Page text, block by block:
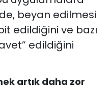
beyan edilmesi
edildiğini ve bazı
edildiğini
artık daha zor